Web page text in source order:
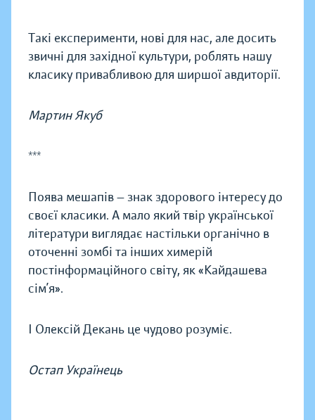
Такі експерименти, нові для нас, але досить
звичні для західної культури, роблять нашу
класику привабливою для ширшої авдиторії.
Мартин Якуб
***
Поява мешапів — знак здорового інтересу до
своєї класики. А мало який твір української
літератури виглядає настільки органічно в
оточенні зомбі та інших химерій
постінформаційного світу, як «Кайдашева
сім’я».
І Олексій Декань це чудово розуміє.
Остап Українець